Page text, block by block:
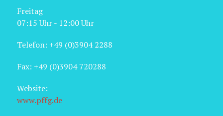
Freitag
07:15 Uhr - 12:00 Uhr
Telefon: +49 (0)3904 2288
Fax: +49 (0)3904 720288
Website:
www.pffg.de